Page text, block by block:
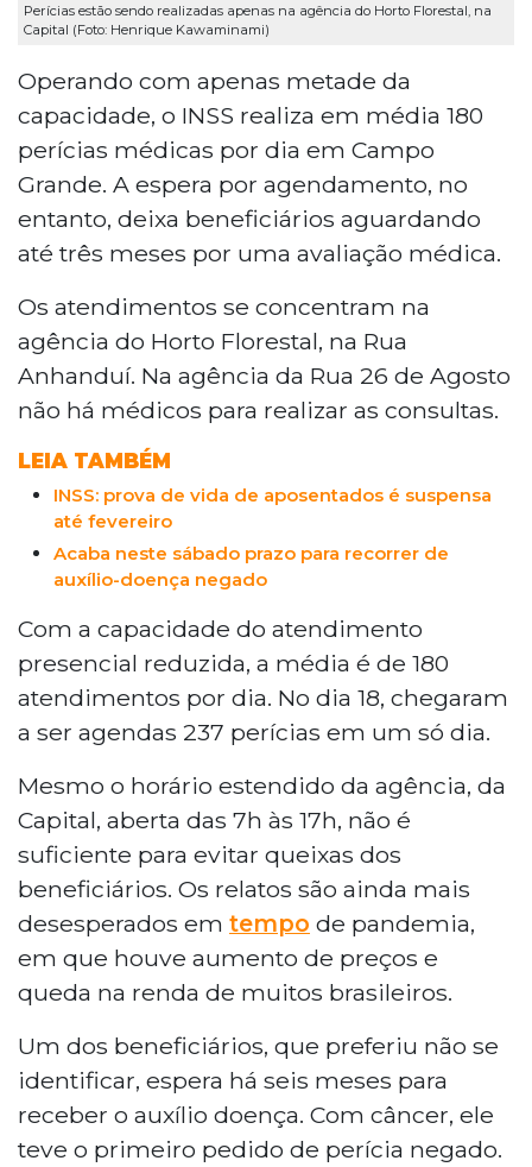
Perícias estão sendo realizadas apenas na agência do Horto Florestal, na
Capital (Foto: Henrique Kawaminami)
Operando com apenas metade da
capacidade, o INSS realiza em média 180
perícias médicas por dia em Campo
Grande. A espera por agendamento, no
entanto, deixa beneficiários aguardando
até três meses por uma avaliação médica.
Os atendimentos se concentram na
agência do Horto Florestal, na Rua
Anhanduí. Na agência da Rua 26 de Agosto
não há médicos para realizar as consultas.
LEIA TAMBÉM
INSS: prova de vida de aposentados é suspensa
até fevereiro
Acaba neste sábado prazo para recorrer de
auxílio-doença negado
Com a capacidade do atendimento
presencial reduzida, a média é de 180
atendimentos por dia. No dia 18, chegaram
a ser agendas 237 perícias em um só dia.
Mesmo o horário estendido da agência, da
Capital, aberta das 7h às 17h, não é
suficiente para evitar queixas dos
beneficiários. Os relatos são ainda mais
desesperados em tempo de pandemia,
em que houve aumento de preços e
queda na renda de muitos brasileiros.
Um dos beneficiários, que preferiu não se
identificar, espera há seis meses para
receber o auxílio doença. Com câncer, ele
teve o primeiro pedido de perícia negado.